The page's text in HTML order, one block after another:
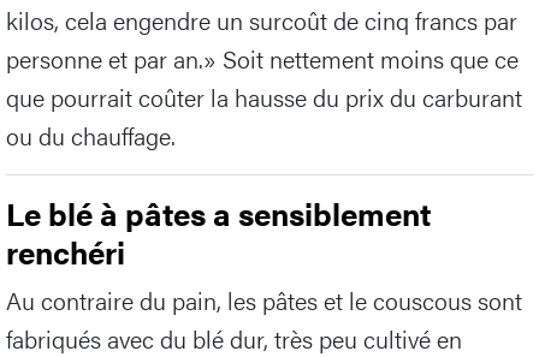
kilos, cela engendre un surcoût de cinq francs par
personne et par an.» Soit nettement moins que ce
que pourrait coûter la hausse du prix du carburant
ou du chauffage.
Le blé à pâtes a sensiblement
renchéri
Au contraire du pain, les pâtes et le couscous sont
fabriqués avec du blé dur, très peu cultivé en